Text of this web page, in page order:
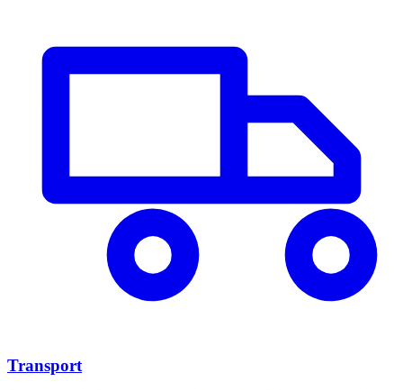
Transport